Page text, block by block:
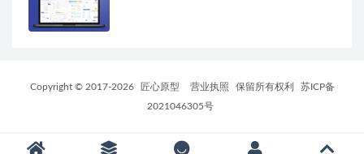
Copyright © 2017-2026 匠心原型 营业执照 保留所有权利
苏ICP备
2021046305号